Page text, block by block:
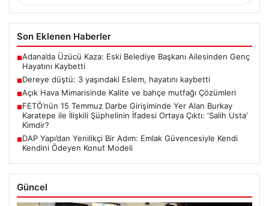
Son Eklenen Haberler
■Adana’da Üzücü Kaza: Eski Belediye Başkanı Ailesinden Genç
Hayatını Kaybetti
■Dereye düştü: 3 yaşındaki Eslem, hayatını kaybetti
■Açık Hava Mimarisinde Kalite ve bahçe mutfağı Çözümleri
■FETÖ’nün 15 Temmuz Darbe Girişiminde Yer Alan Burkay
Karatepe ile İlişkili Şüphelinin İfadesi Ortaya Çıktı: ‘Salih Usta’
Kimdir?
■DAP Yapı’dan Yenilikçi Bir Adım: Emlak Güvencesiyle Kendi
Kendini Ödeyen Konut Modeli
Güncel